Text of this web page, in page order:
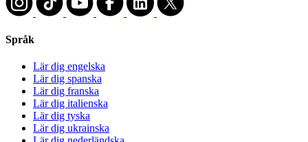
Språk
Lär dig engelska
Lär dig spanska
Lär dig franska
Lär dig italienska
Lär dig tyska
Lär dig ukrainska